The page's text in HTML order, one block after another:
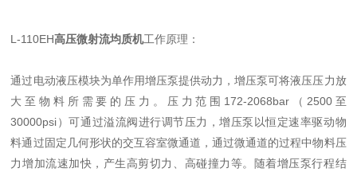
L-110EH高压微射流均质机工作原理：
通过电动液压模块为单作用增压泵提供动力，增压泵可将液压压力放
大至物料所需要的压力。压力范围172-2068bar（2500至
30000psi）可通过溢流阀进行调节压力，增压泵以恒定速率驱动物
料通过固定几何形状的交互容室微通道，通过微通道的过程中物料压
力增加流速加快，产生高剪切力、高碰撞力等。随着增压泵行程结